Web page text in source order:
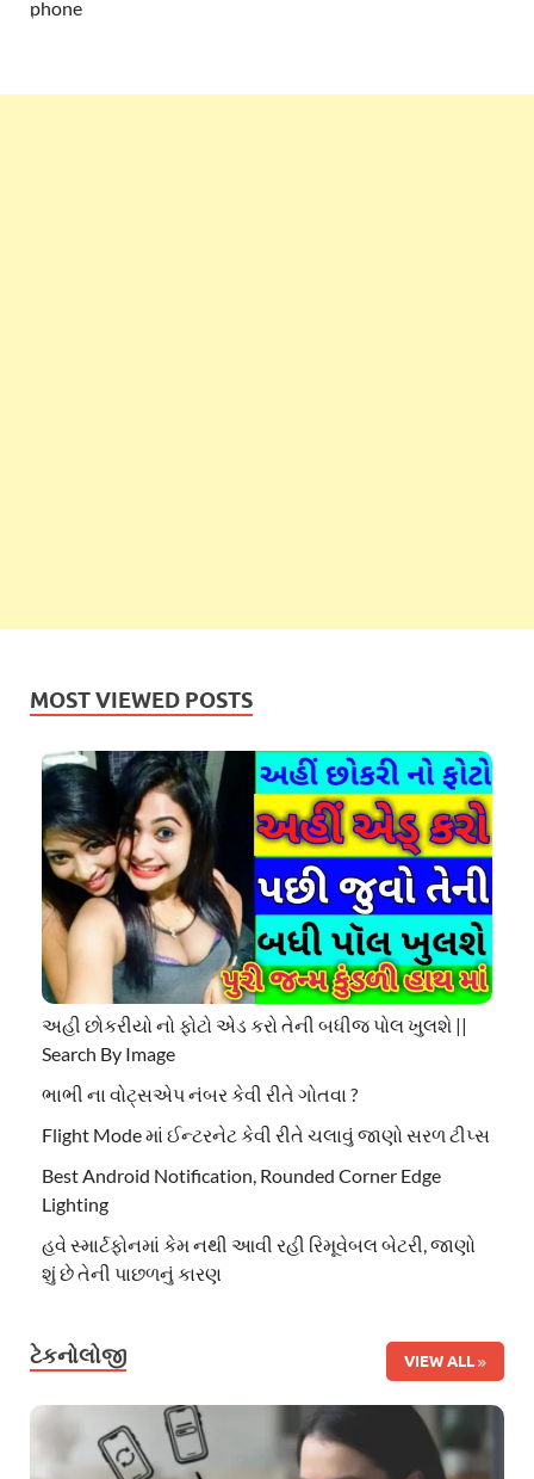
MOST VIEWED POSTS
અહી છોકરીયો નો ફોટો એડ કરો તેની બધીજ પોલ ખુલશે ||
Search By Image
ભાભી ના વોટ્સએપ નંબર કેવી રીતે ગોતવા ?
Flight Mode માં ઈન્ટરનેટ કેવી રીતે ચલાવું જાણો સરળ ટીપ્સ
Best Android Notification, Rounded Corner Edge
Lighting
હવે સ્માર્ટફોનમાં કેમ નથી આવી રહી રિમૂવેબલ બેટરી, જાણો
શું છે તેની પાછળનું કારણ
ટેકનોલોજી VIEW ALL